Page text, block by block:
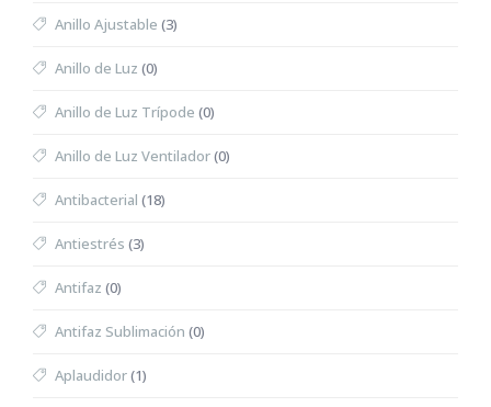
Anillo Ajustable (3)
Anillo de Luz (0)
Anillo de Luz Trípode (0)
Anillo de Luz Ventilador(0)
Antibacterial (18)
Antiestrés (3)
Antifaz (0)
Antifaz Sublimación (0)
Aplaudidor(1)